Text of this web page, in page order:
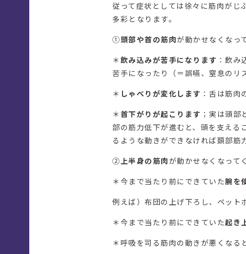
従って症状としては徐々に筋肉がじ
多彩となります。
①頭部や首の筋肉が動かせなくなっ
＊飲み込みが苦手になります ：飲
苦手になったり（＝誤嚥、窒息のリ
＊ しゃべりが変化します ：舌は筋
＊ 首下がりが起こります ；実は頭
部の筋力低下が進むと、頭を支える
るような動きができなければ頚部筋
② 上半身の筋肉が動かせなくなって
＊今まで当たり前にできていた腕を
例えば）布団の上げ下ろし、ペット
＊今まで当たり前にできていた起き
＊呼吸を司る筋肉の動きが悪くなると